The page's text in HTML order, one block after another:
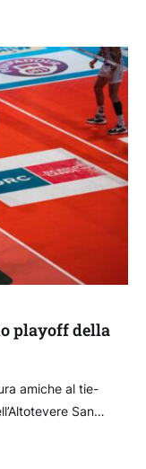
playoff della
amiche al tie-
San